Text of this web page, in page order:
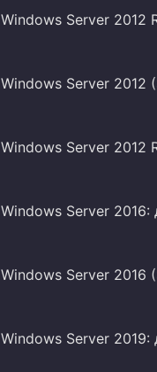
Windows Server 2012
Windows Server 2012
Windows Server 2012
Windows Server 2016:
Windows Server 2016
Windows Server 2019: